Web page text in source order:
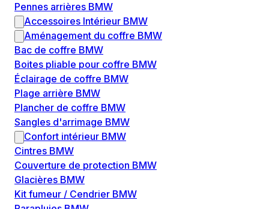
Pennes arrières BMW
Accessoires Intérieur BMW
Aménagement du coffre BMW
Bac de coffre BMW
Boites pliable pour coffre BMW
Éclairage de coffre BMW
Plage arrière BMW
Plancher de coffre BMW
Sangles d'arrimage BMW
Confort intérieur BMW
Cintres BMW
Couverture de protection BMW
Glacières BMW
Kit fumeur / Cendrier BMW